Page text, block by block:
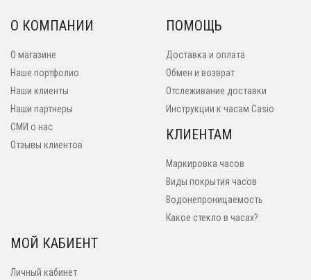
О КОМПАНИИ
О магазине
Наше портфолио
Наши клиенты
Наши партнеры
СМИ о нас
Отзывы клиентов
ПОМОЩЬ
Доставка и оплата
Обмен и возврат
Отслеживание доставки
Инструкции к часам Casio
КЛИЕНТАМ
Маркировка часов
Виды покрытия часов
Водонепроницаемость
Какое стекло в часах?
МОЙ КАБИЕНТ
Личный кабинет